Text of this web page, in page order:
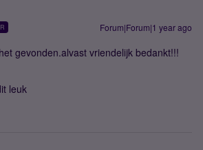
Forum|Forum|1 year ago
gevonden.alvast vriendelijk bedankt!!!
leuk